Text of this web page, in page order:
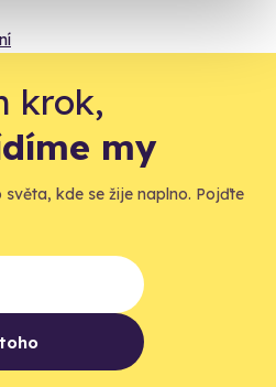
krok,
my
kde se žije naplno. Pojďte